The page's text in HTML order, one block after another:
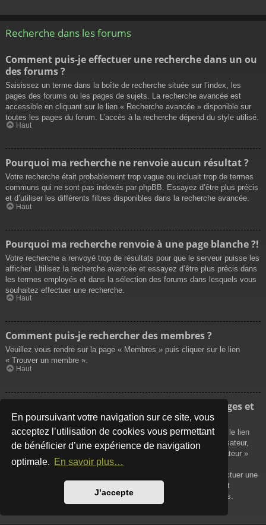
En poursuivant votre navigation sur ce site, vous
acceptez l’utilisation de cookies vous permettant
de bénéficier d’une expérience de navigation
optimale. En savoir plus…
J’accepte
Recherche dans les forums
Comment puis-je effectuer une recherche dans un ou
des forums ?
Saisissez un terme dans la boîte de recherche située sur l’index, les
pages des forums ou les pages de sujets. La recherche avancée est
accessible en cliquant sur le lien « Recherche avancée » disponible sur
toutes les pages du forum. L’accès à la recherche dépend du style utilisé.
Haut
Pourquoi ma recherche ne renvoie aucun résultat ?
Votre recherche était probablement trop vague ou incluait trop de termes
communs qui ne sont pas indexés par phpBB. Essayez d’être plus précis
et d’utiliser les différents filtres disponibles dans la recherche avancée.
Haut
Pourquoi ma recherche renvoie à une page blanche ?!
Votre recherche a renvoyé trop de résultats pour que le serveur puisse les
afficher. Utilisez la recherche avancée et essayez d’être plus précis dans
les termes employés et dans la sélection des forums dans lesquels vous
souhaitez effectuer une recherche.
Haut
Comment puis-je rechercher des membres ?
Veuillez vous rendre sur la page « Membres » puis cliquer sur le lien
« Trouver un membre ».
Haut
Comment puis-je retrouver mes propres messages et
sujets ?
Vos propres messages peuvent être affichés soit en cliquant sur le lien
« Afficher vos messages » dans le panneau de contrôle de l’utilisateur,
soit en cliquant sur le lien « Rechercher les messages de l’utilisateur »
sur la page de votre propre profil ou soit en cliquant sur le menu
« Raccourcis » situé sur la partie supérieure du forum. Pour effectuer une
recherche de vos propres sujets, utilisez la recherche avancée et
remplissez convenablement les options qui vous sont disponibles.